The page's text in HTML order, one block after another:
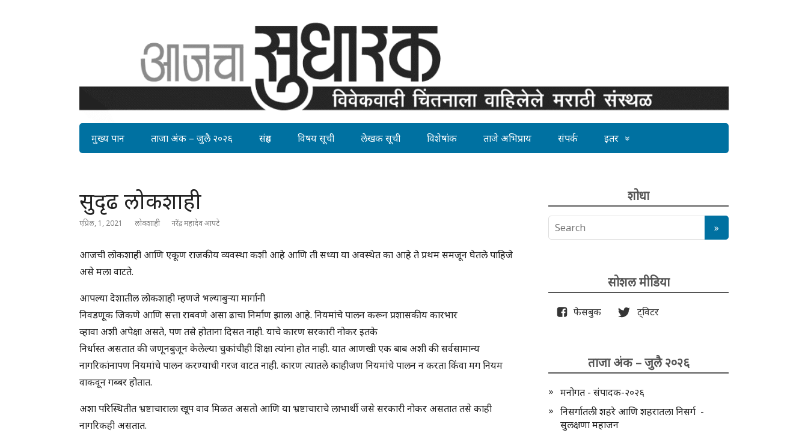
मुख्य पान ताजा अंक – जुलै २०२६ संग्रह विषय सूची लेखक सूची विशेषांक ताजे अभिप्राय संपर्क इतर
सुदृढ लोकशाही
एप्रिल, 1, 2021 लोकशाही नरेंद्र महादेव आपटे
आजची लोकशाही आणि एकूण राजकीय व्यवस्था कशी आहे आणि ती सध्या या अवस्थेत का आहे ते प्रथम समजून घेतले पाहिजे
असे मला वाटते.
आपल्या देशातील लोकशाही म्हणजे भल्याबुऱ्या मार्गानी
निवडणूक जिकणे आणि सत्ता राबवणे असा ढाचा निर्माण झाला आहे. नियमांचे पालन करून प्रशासकीय कारभार
व्हावा अशी अपेक्षा असते, पण तसे होताना दिसत नाही. याचे कारण सरकारी नोकर इतके
निर्धास्त असतात की जणूनबुजून केलेल्या चुकांचीही शिक्षा त्यांना होत नाही. यात आणखी एक बाब अशी की सर्वसामान्य
नागरिकांनापण नियमांचे पालन करण्याची गरज वाटत नाही. कारण त्यातले काहीजण नियमांचे पालन न करता किंवा मग नियम
वाकवून गब्बर होतात.
अशा परिस्थितीत भ्रष्टाचाराला खूप वाव मिळत असतो आणि या भ्रष्टाचाराचे लाभार्थी जसे सरकारी नोकर असतात तसे काही
नागरिकही असतात.
शोधा
सोशल मीडिया
फेसबुक ट्विटर
ताजा अंक – जुलै २०२६
मनोगत - संपादक-२०२६
निसर्गातली शहरे आणि शहरातला निसर्ग -
सुलक्षणा महाजन